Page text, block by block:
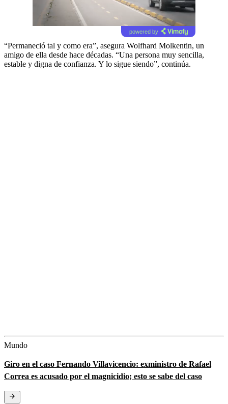
powered by
“Permaneció tal y como era”, asegura Wolfhard Molkentin, un
amigo de ella desde hace décadas. “Una persona muy sencilla,
estable y digna de confianza. Y lo sigue siendo”, continúa.
Mundo
Giro en el caso Fernando Villavicencio: exministro de Rafael
Correa es acusado por el magnicidio; esto se sabe del caso